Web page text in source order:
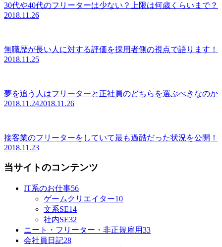
30代や40代のフリーターは少ない？上限は何歳くらいまで？
2018.11.26
無職歴が長い人に対する評価を採用者側の視点で語ります！
2018.11.25
夢を追う人はフリーターと正社員のどちらを選ぶべきなのか
2018.11.242018.11.26
接客業のフリーターをしていて最も過酷だった状況を公開！
2018.11.23
当サイトのコンテンツ
IT系のお仕事56
ゲームクリエイター10
文系SE14
社内SE32
ニート・フリーター・非正規雇用33
会社員日記28